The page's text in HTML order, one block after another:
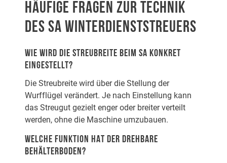
HÄUFIGE FRAGEN ZUR TECHNIK
DES SA WINTERDIENSTSTREUERS
WIE WIRD DIE STREUBREITE BEIM SA KONKRET
EINGESTELLT?
Die Streubreite wird über die Stellung der
Wurfflügel verändert. Je nach Einstellung kann
das Streugut gezielt enger oder breiter verteilt
werden, ohne die Maschine umzubauen.
WELCHE FUNKTION HAT DER DREHBARE
BEHÄLTERBODEN?